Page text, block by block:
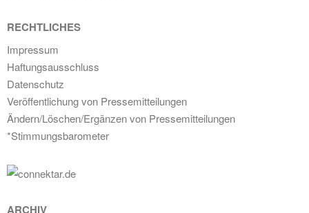
RECHTLICHES
Impressum
Haftungsausschluss
Datenschutz
Veröffentlichung von Pressemitteilungen
Ändern/Löschen/Ergänzen von Pressemitteilungen
*Stimmungsbarometer
ARCHIV